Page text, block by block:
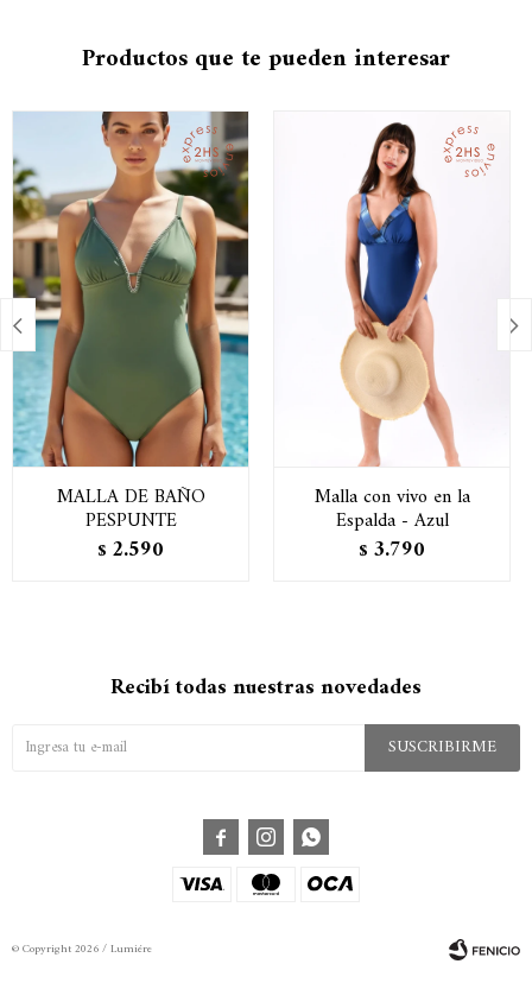
Productos que te pueden interesar
MALLA DE BAÑO
PESPUNTE
$ 2.590
Malla con vivo en la
Espalda - Azul
$ 3.790
 
Recibí todas nuestras novedades
SUSCRIBIRME
  
© Copyright 2026 / Lumiére